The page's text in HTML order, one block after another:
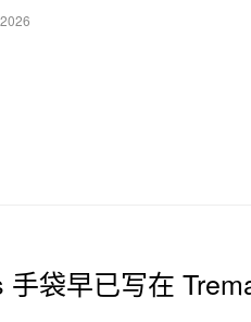
手袋早已写在